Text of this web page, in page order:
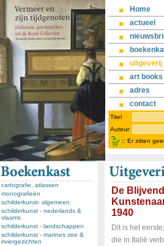
Home
actueel
uitgeverij
art books
adres
contact
Titel
Auteur
:: Er zitten
cartografie, atlassen
monografieën
schilderkunst- algemeen
schilderkunst - nederlands &
vlaams
schilderkunst - landschappen
schilderkunst - marines zee &
riviergezichten
De
1940
Dit is het
die in Italië